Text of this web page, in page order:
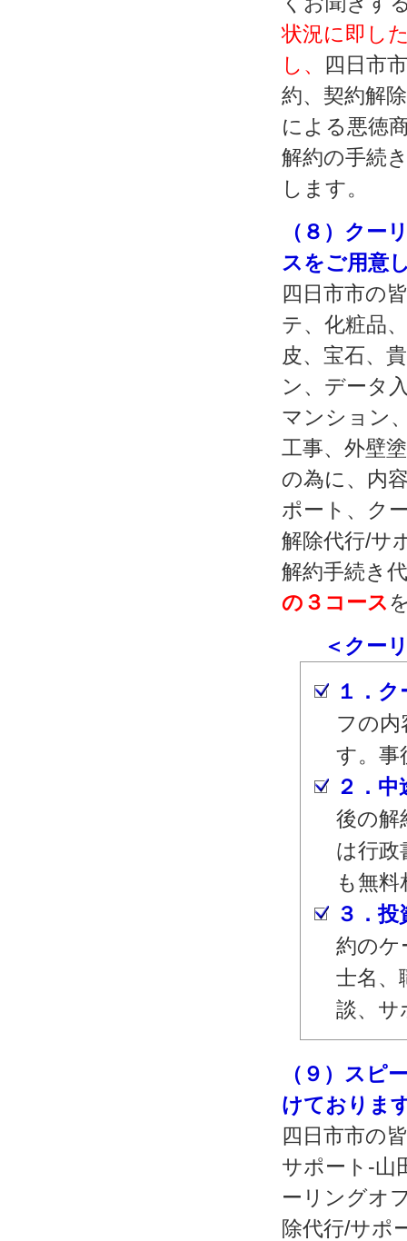
状況に即し
し、
四日市
約、契約解
による悪徳
解約の手続
します。
（８）クー
スをご用意
四日市市の
テ、化粧品
皮、宝石、
ン、データ
マンション
工事、外壁
の為に、内
ポート、ク
解除代行/サ
解約手続き
の３コース
＜クーリ
１．
フの内
す。事
２．
後の解
は行政
も無
３．
約のケ
士名、
談、サ
（９）スピ
けておりま
四日市市の
サポート‐山
ーリングオ
除代行/サポ